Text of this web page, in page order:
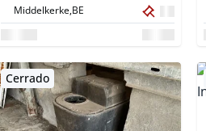
Middelkerke, BE
Cerrado